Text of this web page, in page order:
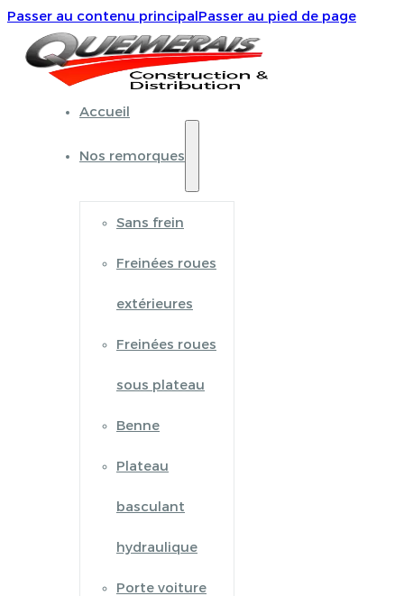
Passer au contenu principalPasser au pied de page
Accueil
Nos remorques
Sans frein
Freinées roues
extérieures
Freinées roues
sous plateau
Benne
Plateau
basculant
hydraulique
Porte voiture